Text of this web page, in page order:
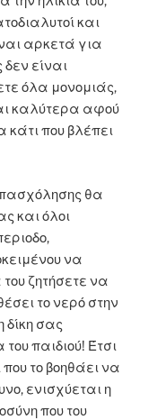
και
αρκετά για
είναι
όλα μονομιάς,
καλύτερα αφού
κάτι που βλέπει
θα
και όλοι
να
ζητήσετε να
το νερό στην
σας
παιδιού! Έτσι
που το βοηθάει να
ενισχύεται η
που του